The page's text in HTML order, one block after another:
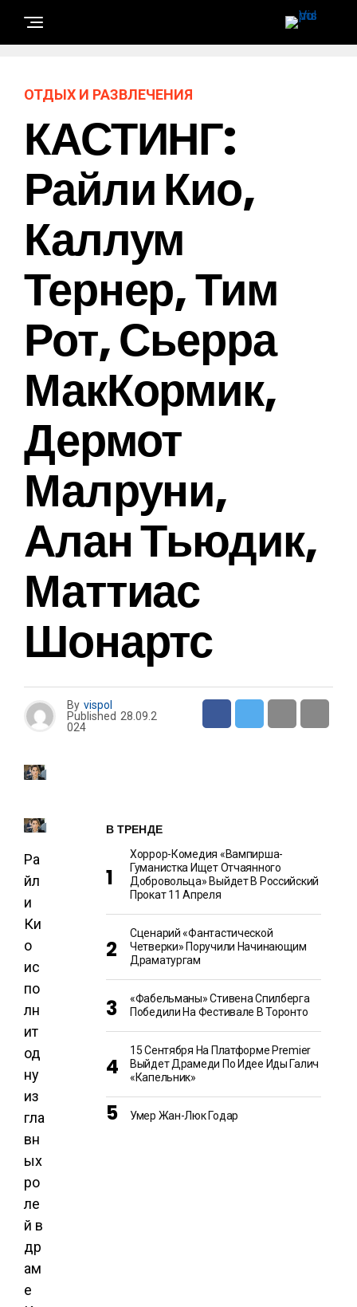
ОТДЫХ И РАЗВЛЕЧЕНИЯ
КАСТИНГ:
Райли Кио,
Каллум
Тернер, Тим
Рот, Сьерра
МакКормик,
Дермот
Малруни,
Алан Тьюдик,
Маттиас
Шонартс
By vispol
Published 28.09.2
024
Ра
йл
и
Ки
о
ис
по
лн
ит
од
ну
из
гла
вн
ых
ро
ле
й в
др
ам
е
В ТРЕНДЕ
Хоррор-Комедия «Вампирша-
Гуманистка Ищет Отчаянного
Добровольца» Выйдет В Российский
Прокат 11 Апреля
Сценарий «Фантастической
Четверки» Поручили Начинающим
Драматургам
«Фабельманы» Стивена Спилберга
Победили На Фестивале В Торонто
15 Сентября На Платформе Premier
Выйдет Драмеди По Идее Иды Галич
«Капельник»
Умер Жан-Люк Годар